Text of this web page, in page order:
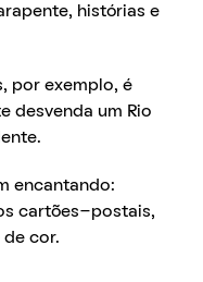
histórias e
por exemplo, é
desvenda um Rio
encantando:
cartões-postais,
de cor.